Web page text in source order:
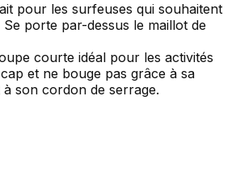
pour les surfeuses qui souhaitent
porte par-dessus le maillot de
courte idéal pour les activités
et ne bouge pas grâce à sa
son cordon de serrage.